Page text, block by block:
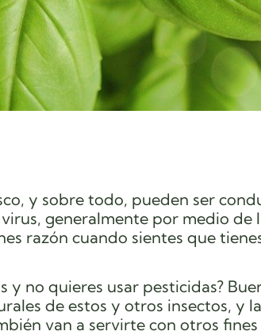
y sobre todo, pueden ser
generalmente por medio de
razón cuando sientes que
y no quieres usar pesticidas?
de estos y otros insectos, y
van a servirte con otros